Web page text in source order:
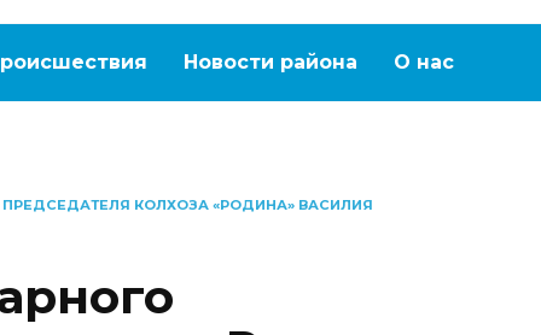
Новости района О нас
КОЛХОЗА «РОДИНА» ВАСИЛИЯ